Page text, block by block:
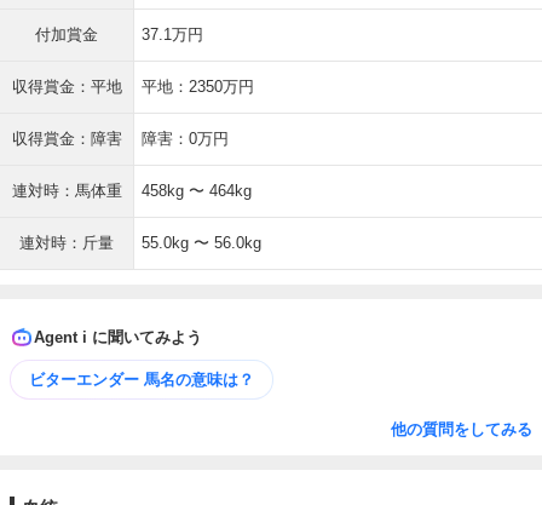
付加賞金 37.1万円
収得賞金：平地 平地：2350万円
収得賞金：障害 障害：0万円
連対時：馬体重 458kg 〜 464kg
連対時：斤量 55.0kg 〜 56.0kg
Agent i に聞いてみよう
ビターエンダー 馬名の意味は？
他の質問をしてみる